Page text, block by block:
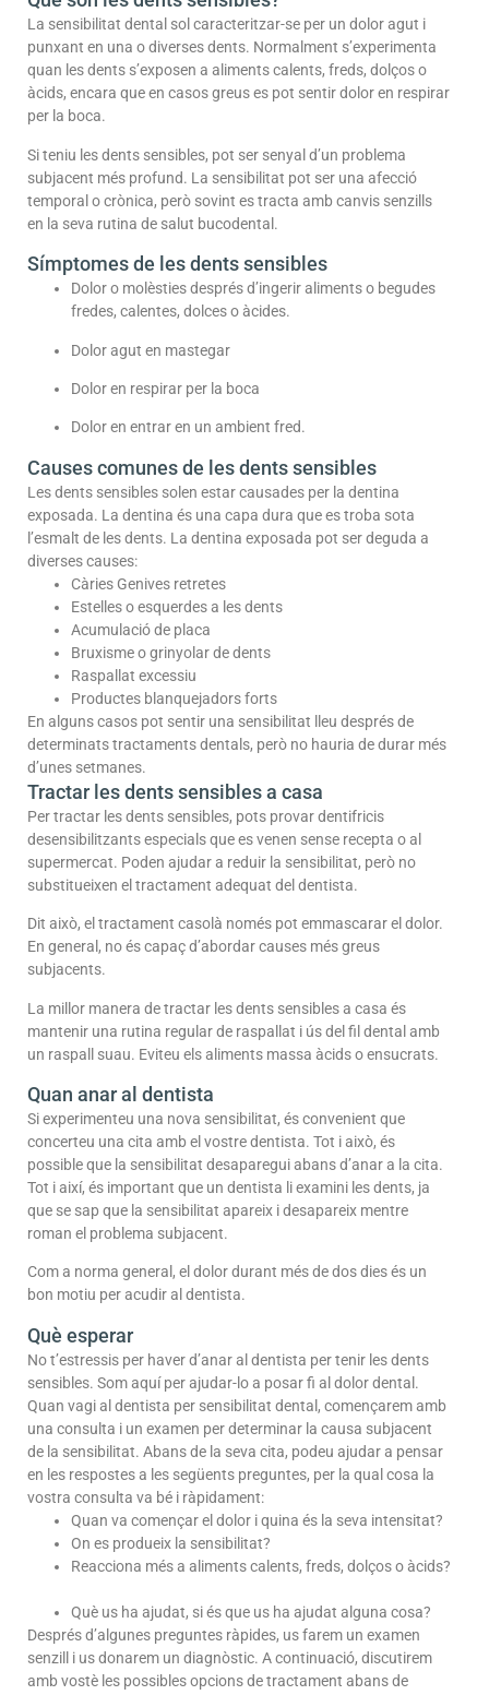
La sensibilitat dental sol caracteritzar-se per un dolor agut i
punxant en una o diverses dents. Normalment s’experimenta
quan les dents s’exposen a aliments calents, freds, dolços o
àcids, encara que en casos greus es pot sentir dolor en respirar
per la boca.
Si teniu les dents sensibles, pot ser senyal d’un problema
subjacent més profund. La sensibilitat pot ser una afecció
temporal o crònica, però sovint es tracta amb canvis senzills
en la seva rutina de salut bucodental.
Símptomes de les dents sensibles
Dolor o molèsties després d’ingerir aliments o begudes
fredes, calentes, dolces o àcides.
Dolor agut en mastegar
Dolor en respirar per la boca
Dolor en entrar en un ambient fred.
Causes comunes de les dents sensibles
Les dents sensibles solen estar causades per la dentina
exposada. La dentina és una capa dura que es troba sota
l’esmalt de les dents. La dentina exposada pot ser deguda a
diverses causes:
Càries Genives retretes
Estelles o esquerdes a les dents
Acumulació de placa
Bruxisme o grinyolar de dents
Raspallat excessiu
Productes blanquejadors forts
En alguns casos pot sentir una sensibilitat lleu després de
determinats tractaments dentals, però no hauria de durar més
d’unes setmanes.
Tractar les dents sensibles a casa
Per tractar les dents sensibles, pots provar dentifricis
desensibilitzants especials que es venen sense recepta o al
supermercat. Poden ajudar a reduir la sensibilitat, però no
substitueixen el tractament adequat del dentista.
Dit això, el tractament casolà només pot emmascarar el dolor.
En general, no és capaç d’abordar causes més greus
subjacents.
La millor manera de tractar les dents sensibles a casa és
mantenir una rutina regular de raspallat i ús del fil dental amb
un raspall suau. Eviteu els aliments massa àcids o ensucrats.
Quan anar al dentista
Si experimenteu una nova sensibilitat, és convenient que
concerteu una cita amb el vostre dentista. Tot i això, és
possible que la sensibilitat desaparegui abans d’anar a la cita.
Tot i així, és important que un dentista li examini les dents, ja
que se sap que la sensibilitat apareix i desapareix mentre
roman el problema subjacent.
Com a norma general, el dolor durant més de dos dies és un
bon motiu per acudir al dentista.
Què esperar
No t’estressis per haver d’anar al dentista per tenir les dents
sensibles. Som aquí per ajudar-lo a posar fi al dolor dental.
Quan vagi al dentista per sensibilitat dental, començarem amb
una consulta i un examen per determinar la causa subjacent
de la sensibilitat. Abans de la seva cita, podeu ajudar a pensar
en les respostes a les següents preguntes, per la qual cosa la
vostra consulta va bé i ràpidament:
Quan va començar el dolor i quina és la seva intensitat?
On es produeix la sensibilitat?
Reacciona més a aliments calents, freds, dolços o àcids?
Què us ha ajudat, si és que us ha ajudat alguna cosa?
Després d’algunes preguntes ràpides, us farem un examen
senzill i us donarem un diagnòstic. A continuació, discutirem
amb vostè les possibles opcions de tractament abans de